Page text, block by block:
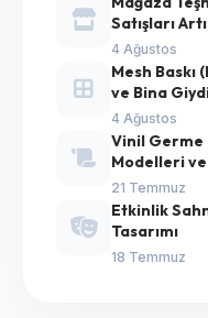
Satışları
4 Ağustos
Mesh Baskı
ve Bina
4 Ağustos
Vinil Germe
Modelleri
21 Temmuz
Etkinlik
Tasarımı
18 Temmuz